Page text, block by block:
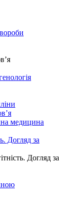
медицина
Догляд за
Догляд за